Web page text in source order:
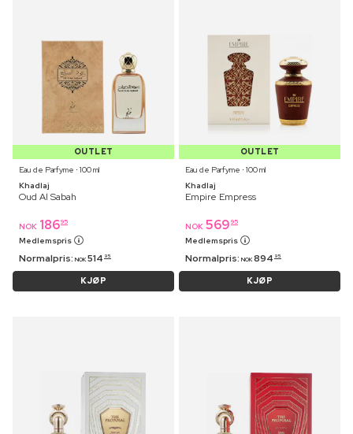
OUTLET
Eau de Parfyme ⋅ 100 ml
Khadlaj
Oud Al Sabah
NOK 18695
Medlemspris
Normalpris: NOK 514 95
KJØP
OUTLET
Eau de Parfyme ⋅ 100 ml
Khadlaj
Empire Empress
NOK 569 95
Medlemspris
Normalpris: NOK 894 95
KJØP